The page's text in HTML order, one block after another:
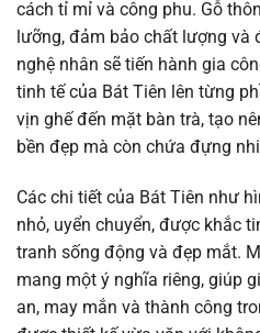
cách tỉ mỉ và công phu. Gỗ
lưỡng, đảm bảo chất lượng và
nghệ nhân sẽ tiến hành gia
tinh tế của Bát Tiên lên từng
vịn ghế đến mặt bàn trà, tạo
bền đẹp mà còn chứa đựng
Các chi tiết của Bát Tiên như
nhỏ, uyển chuyển, được khắc
tranh sống động và đẹp mắt.
mang một ý nghĩa riêng, giúp
an, may mắn và thành công